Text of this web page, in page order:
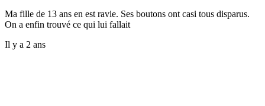
Ma fille de 13 ans en est ravie. Ses boutons ont casi tous disparus.
On a enfin trouvé ce qui lui fallait
Il y a 2 ans